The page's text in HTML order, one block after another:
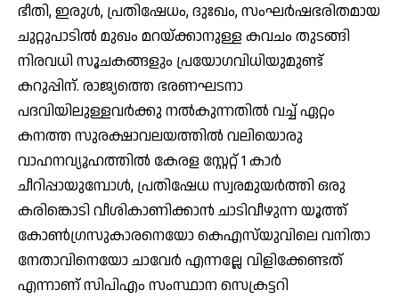
ഭീതി, ഇരുള്‍, പ്രതിഷേധം, ദുഃഖം, സംഘര്‍ഷഭരിതമായ
ചുറ്റുപാടില്‍ മുഖം മറയ്ക്കാനുള്ള കവചം തുടങ്ങി
നിരവധി സൂചകങ്ങളും പ്രയോഗവിധിയുമുണ്ട്
കറുപ്പിന്. രാജ്യത്തെ ഭരണഘടനാ
പദവിയിലുള്ളവര്‍ക്കു നല്‍കുന്നതില്‍ വച്ച് ഏറ്റം
കനത്ത സുരക്ഷാവലയത്തില്‍ വലിയൊരു
വാഹനവ്യൂഹത്തില്‍ കേരള സ്റ്റേറ്റ് 1 കാര്‍
ചീറിപ്പായുമ്പോള്‍, പ്രതിഷേധ സ്വരമുയര്‍ത്തി ഒരു
കരിങ്കൊടി വീശികാണിക്കാന്‍ ചാടിവീഴുന്ന യൂത്ത്
കോണ്‍ഗ്രസുകാരനെയോ കെഎസ്‌യുവിലെ വനിതാ
നേതാവിനെയോ ചാവേര്‍ എന്നല്ലേ വിളിക്കേണ്ടത്
എന്നാണ് സിപിഎം സംസ്ഥാന സെക്രട്ടറി